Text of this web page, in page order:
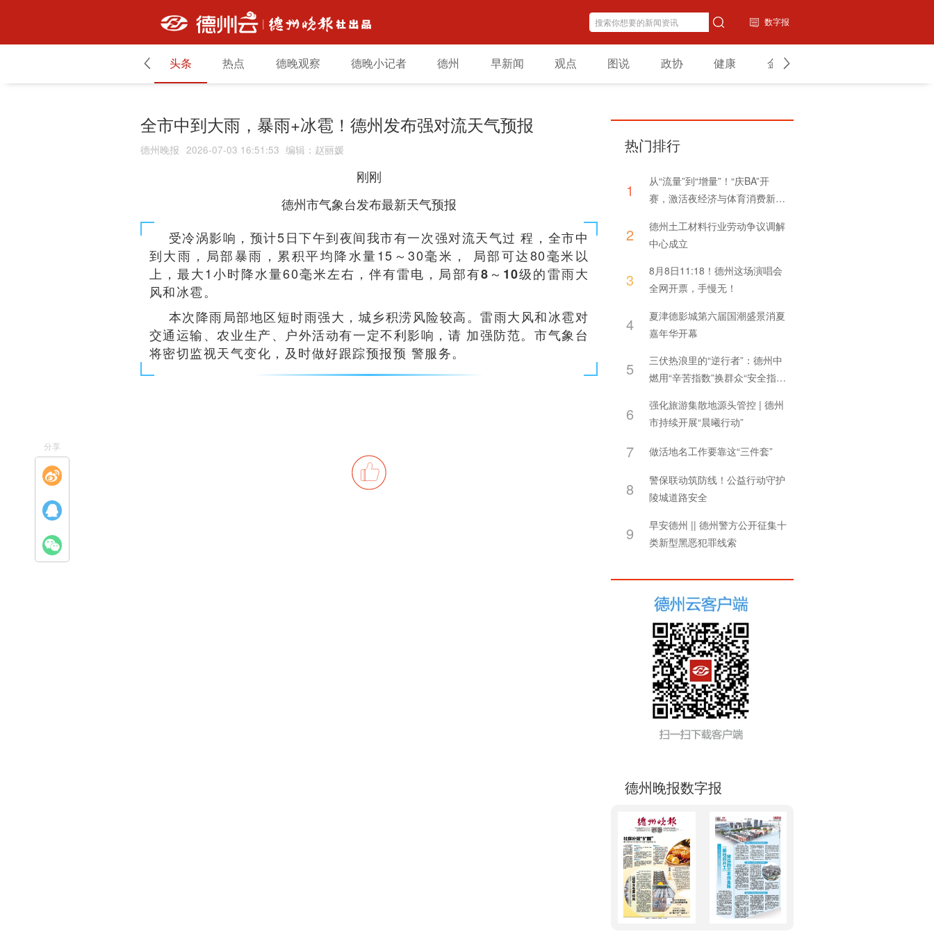
数字报
头条 热点 德晚观察 德晚小记者 德州 早新闻 观点 图说 政协 健康 金融
全市中到大雨，暴雨+冰雹！德州发布强对流天气预报
德州晚报 2026-07-03 16:51:53 编辑 ： 赵丽媛
刚刚
德州市气象台发布最新天气预报
受冷涡影响，预计5日下午到夜间我市有一次强对流天气过 程， 全市中
到大雨，局部暴雨 ，累积平均降水量15～30毫米， 局部可达80毫米以
上，最大1小时降水量60毫米左右，伴有雷电，局部有8～10级的雷雨大
风和冰雹。
本次降雨局部地区短时雨强大，城乡积涝风险较高。雷雨大风和冰雹对
交通运输、农业生产、户外活动有一定不利影响，请 加强防范。市气象台
将密切监视天气变化，及时做好跟踪预报预 警服务。
分享
热门排行
1
从“流量”到“增量”！“庆BA”开
赛，激活夜经济与体育消费新引
2
德州土工材料行业劳动争议调解
中心成立
3
8月8日11:18！德州这场演唱会
全网开票，手慢无！
4
夏津德影城第六届国潮盛景消夏
嘉年华开幕
5
三伏热浪里的“逆行者”：德州中
燃用“辛苦指数”换群众“安全指
6
强化旅游集散地源头管控 | 德州
市持续开展“晨曦行动”
7 做活地名工作要靠这“三件套”
8
警保联动筑防线！公益行动守护
陵城道路安全
9
早安德州 || 德州警方公开征集十
类新型黑恶犯罪线索
德州晚报数字报